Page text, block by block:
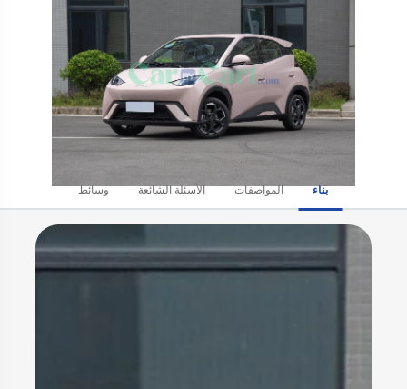
بناء المواصفات الأسئلة الشائعة وسائط